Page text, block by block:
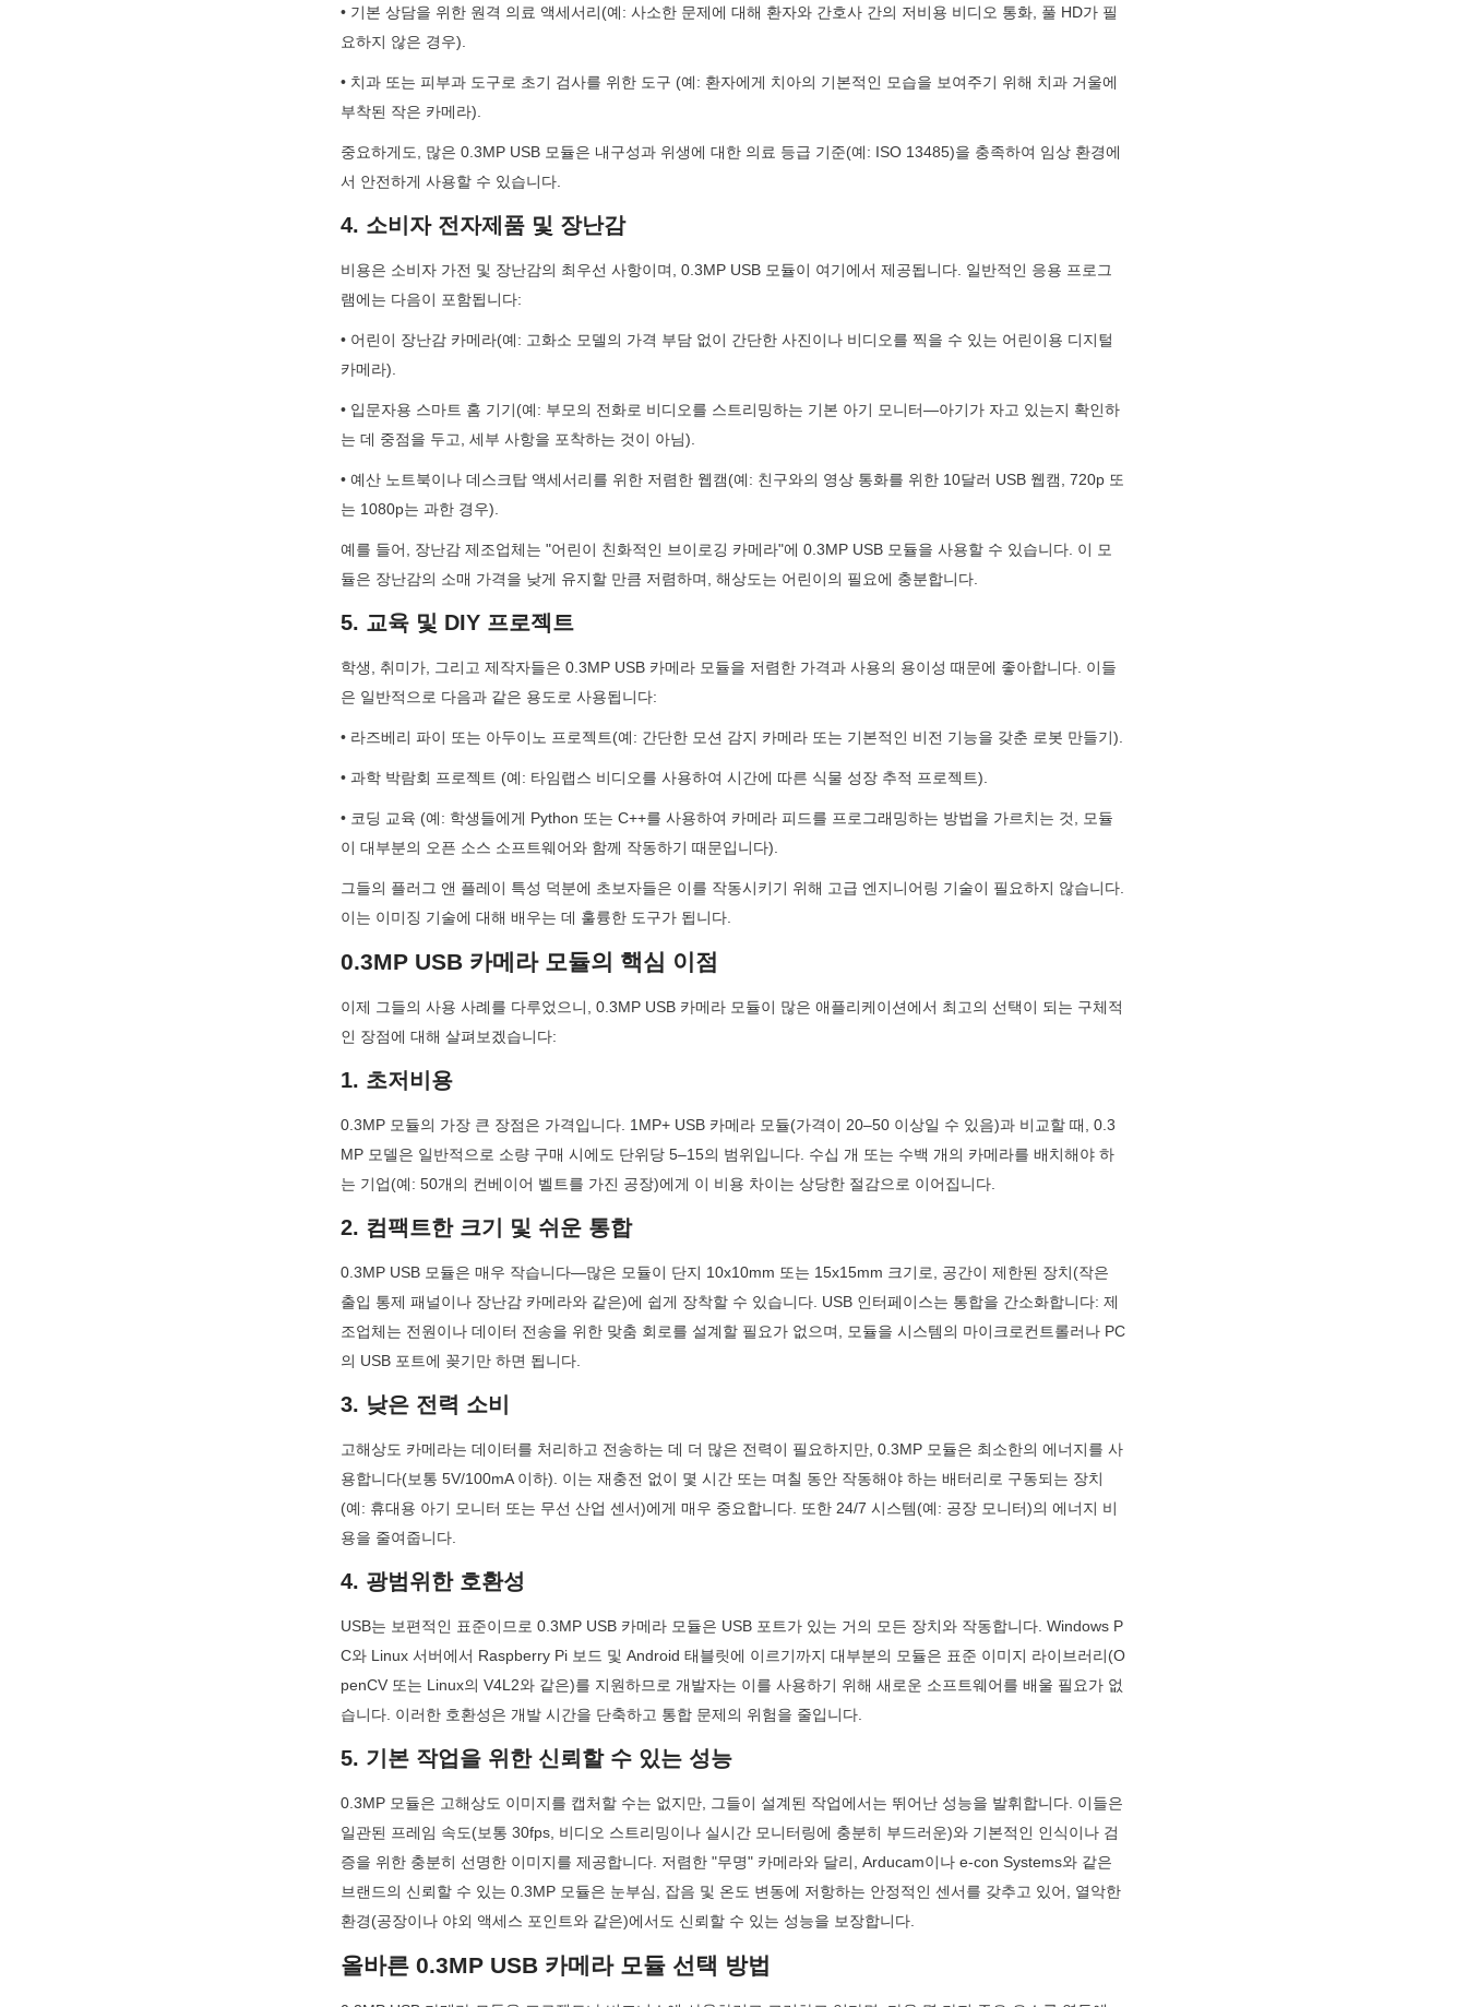
• 기본 상담을 위한 원격 의료 액세서리(예: 사소한 문제에 대해 환자와 간호사 간의 저비용 비디오 통화, 풀 HD가 필
요하지 않은 경우).
• 치과 또는 피부과 도구로 초기 검사를 위한 도구 (예: 환자에게 치아의 기본적인 모습을 보여주기 위해 치과 거울에
부착된 작은 카메라).
중요하게도, 많은 0.3MP USB 모듈은 내구성과 위생에 대한 의료 등급 기준(예: ISO 13485)을 충족하여 임상 환경에
서 안전하게 사용할 수 있습니다.
4. 소비자 전자제품 및 장난감
비용은 소비자 가전 및 장난감의 최우선 사항이며, 0.3MP USB 모듈이 여기에서 제공됩니다. 일반적인 응용 프로그
램에는 다음이 포함됩니다:
• 어린이 장난감 카메라(예: 고화소 모델의 가격 부담 없이 간단한 사진이나 비디오를 찍을 수 있는 어린이용 디지털
카메라).
• 입문자용 스마트 홈 기기(예: 부모의 전화로 비디오를 스트리밍하는 기본 아기 모니터—아기가 자고 있는지 확인하
는 데 중점을 두고, 세부 사항을 포착하는 것이 아님).
• 예산 노트북이나 데스크탑 액세서리를 위한 저렴한 웹캠(예: 친구와의 영상 통화를 위한 10달러 USB 웹캠, 720p 또
는 1080p는 과한 경우).
예를 들어, 장난감 제조업체는 "어린이 친화적인 브이로깅 카메라"에 0.3MP USB 모듈을 사용할 수 있습니다. 이 모
듈은 장난감의 소매 가격을 낮게 유지할 만큼 저렴하며, 해상도는 어린이의 필요에 충분합니다.
5. 교육 및 DIY 프로젝트
학생, 취미가, 그리고 제작자들은 0.3MP USB 카메라 모듈을 저렴한 가격과 사용의 용이성 때문에 좋아합니다. 이들
은 일반적으로 다음과 같은 용도로 사용됩니다:
• 라즈베리 파이 또는 아두이노 프로젝트(예: 간단한 모션 감지 카메라 또는 기본적인 비전 기능을 갖춘 로봇 만들기).
• 과학 박람회 프로젝트 (예: 타임랩스 비디오를 사용하여 시간에 따른 식물 성장 추적 프로젝트).
• 코딩 교육 (예: 학생들에게 Python 또는 C++를 사용하여 카메라 피드를 프로그래밍하는 방법을 가르치는 것, 모듈
이 대부분의 오픈 소스 소프트웨어와 함께 작동하기 때문입니다).
그들의 플러그 앤 플레이 특성 덕분에 초보자들은 이를 작동시키기 위해 고급 엔지니어링 기술이 필요하지 않습니다.
이는 이미징 기술에 대해 배우는 데 훌륭한 도구가 됩니다.
0.3MP USB 카메라 모듈의 핵심 이점
이제 그들의 사용 사례를 다루었으니, 0.3MP USB 카메라 모듈이 많은 애플리케이션에서 최고의 선택이 되는 구체적
인 장점에 대해 살펴보겠습니다:
1. 초저비용
0.3MP 모듈의 가장 큰 장점은 가격입니다. 1MP+ USB 카메라 모듈(가격이 20–50 이상일 수 있음)과 비교할 때, 0.3
MP 모델은 일반적으로 소량 구매 시에도 단위당 5–15의 범위입니다. 수십 개 또는 수백 개의 카메라를 배치해야 하
는 기업(예: 50개의 컨베이어 벨트를 가진 공장)에게 이 비용 차이는 상당한 절감으로 이어집니다.
2. 컴팩트한 크기 및 쉬운 통합
0.3MP USB 모듈은 매우 작습니다—많은 모듈이 단지 10x10mm 또는 15x15mm 크기로, 공간이 제한된 장치(작은
출입 통제 패널이나 장난감 카메라와 같은)에 쉽게 장착할 수 있습니다. USB 인터페이스는 통합을 간소화합니다: 제
조업체는 전원이나 데이터 전송을 위한 맞춤 회로를 설계할 필요가 없으며, 모듈을 시스템의 마이크로컨트롤러나 PC
의 USB 포트에 꽂기만 하면 됩니다.
3. 낮은 전력 소비
고해상도 카메라는 데이터를 처리하고 전송하는 데 더 많은 전력이 필요하지만, 0.3MP 모듈은 최소한의 에너지를 사
용합니다(보통 5V/100mA 이하). 이는 재충전 없이 몇 시간 또는 며칠 동안 작동해야 하는 배터리로 구동되는 장치
(예: 휴대용 아기 모니터 또는 무선 산업 센서)에게 매우 중요합니다. 또한 24/7 시스템(예: 공장 모니터)의 에너지 비
용을 줄여줍니다.
4. 광범위한 호환성
USB는 보편적인 표준이므로 0.3MP USB 카메라 모듈은 USB 포트가 있는 거의 모든 장치와 작동합니다. Windows P
C와 Linux 서버에서 Raspberry Pi 보드 및 Android 태블릿에 이르기까지 대부분의 모듈은 표준 이미지 라이브러리(O
penCV 또는 Linux의 V4L2와 같은)를 지원하므로 개발자는 이를 사용하기 위해 새로운 소프트웨어를 배울 필요가 없
습니다. 이러한 호환성은 개발 시간을 단축하고 통합 문제의 위험을 줄입니다.
5. 기본 작업을 위한 신뢰할 수 있는 성능
0.3MP 모듈은 고해상도 이미지를 캡처할 수는 없지만, 그들이 설계된 작업에서는 뛰어난 성능을 발휘합니다. 이들은
일관된 프레임 속도(보통 30fps, 비디오 스트리밍이나 실시간 모니터링에 충분히 부드러운)와 기본적인 인식이나 검
증을 위한 충분히 선명한 이미지를 제공합니다. 저렴한 "무명" 카메라와 달리, Arducam이나 e-con Systems와 같은
브랜드의 신뢰할 수 있는 0.3MP 모듈은 눈부심, 잡음 및 온도 변동에 저항하는 안정적인 센서를 갖추고 있어, 열악한
환경(공장이나 야외 액세스 포인트와 같은)에서도 신뢰할 수 있는 성능을 보장합니다.
올바른 0.3MP USB 카메라 모듈 선택 방법